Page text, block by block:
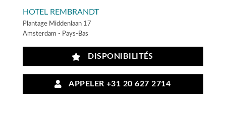
HOTEL REMBRANDT
Plantage Middenlaan 17
Amsterdam - Pays-Bas
DISPONIBILITÉS
APPELER +31 20 627 2714